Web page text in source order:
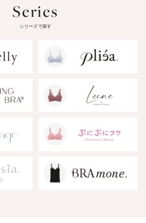
Series
シリーズで探す